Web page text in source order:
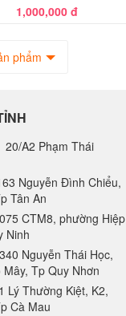
1,000,000 đ
phẩm
20/A2 Phạm Thái
Nguyễn Đình Chiểu,
Tân An
CTM8, phường Hiệp
Ninh
340 Nguyễn Thái Học,
Tp Quy Nhơn
Lý Thường Kiệt, K2,
Cà Mau